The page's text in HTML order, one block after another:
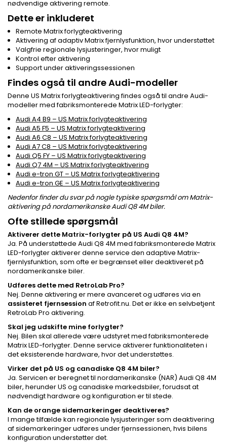
nødvendige aktivering remote.
Dette er inkluderet
Remote Matrix forlygteaktivering
Aktivering af adaptiv Matrix fjernlysfunktion, hvor understøttet
Valgfrie regionale lysjusteringer, hvor muligt
Kontrol efter aktivering
Support under aktiveringssessionen
Findes også til andre Audi-modeller
Denne US Matrix forlygteaktivering findes også til andre Audi-
modeller med fabriksmonterede Matrix LED-forlygter:
Audi A4 B9 – US Matrix forlygteaktivering
Audi A5 F5 – US Matrix forlygteaktivering
Audi A6 C8 – US Matrix forlygteaktivering
Audi A7 C8 – US Matrix forlygteaktivering
Audi Q5 FY – US Matrix forlygteaktivering
Audi Q7 4M – US Matrix forlygteaktivering
Audi e-tron GT – US Matrix forlygteaktivering
Audi e-tron GE – US Matrix forlygteaktivering
Nedenfor finder du svar på nogle typiske spørgsmål om Matrix-
aktivering på nordamerikanske Audi Q8 4M biler.
Ofte stillede spørgsmål
Aktiverer dette Matrix-forlygter på US Audi Q8 4M?
Ja. På understøttede Audi Q8 4M med fabriksmonterede Matrix
LED-forlygter aktiverer denne service den adaptive Matrix-
fjernlysfunktion, som ofte er begrænset eller deaktiveret på
nordamerikanske biler.
Udføres dette med RetroLab Pro?
Nej. Denne aktivering er mere avanceret og udføres via en
assisteret fjernsession af Retrofit.nu. Det er ikke en selvbetjent
RetroLab Pro aktivering.
Skal jeg udskifte mine forlygter?
Nej. Bilen skal allerede være udstyret med fabriksmonterede
Matrix LED-forlygter. Denne service aktiverer funktionaliteten i
det eksisterende hardware, hvor det understøttes.
Virker det på US og canadiske Q8 4M biler?
Ja. Servicen er beregnet til nordamerikanske (NAR) Audi Q8 4M
biler, herunder US og canadiske markedsbiler, forudsat at
nødvendigt hardware og konfiguration er til stede.
Kan de orange sidemarkeringer deaktiveres?
I mange tilfælde kan regionale lysjusteringer som deaktivering
af sidemarkeringer udføres under fjernsessionen, hvis bilens
konfiguration understøtter det.